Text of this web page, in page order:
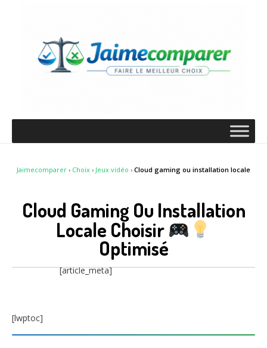
Jaimecomparer › Choix › Jeux vidéo › Cloud gaming ou installation locale
Cloud Gaming Ou Installation
Locale Choisir
Optimisé
[article_meta]
[lwptoc]